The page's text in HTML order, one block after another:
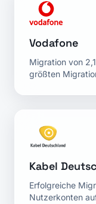
Vodafone
Migration von
größten
Kabel
Erfolgreiche
Nutzerkonten